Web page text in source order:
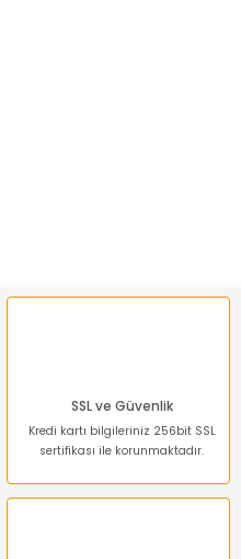
SSL ve Güvenlik
Kredi kartı bilgileriniz 256bit SSL
sertifikası ile korunmaktadır.